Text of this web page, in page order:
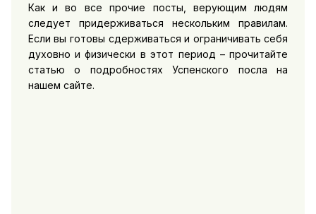
Как и во все прочие посты, верующим людям
следует придерживаться нескольким правилам.
Если вы готовы сдерживаться и ограничивать себя
духовно и физически в этот период – прочитайте
статью о подробностях Успенского посла на
нашем сайте.